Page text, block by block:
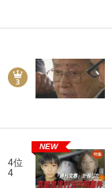
4位
4
NEW